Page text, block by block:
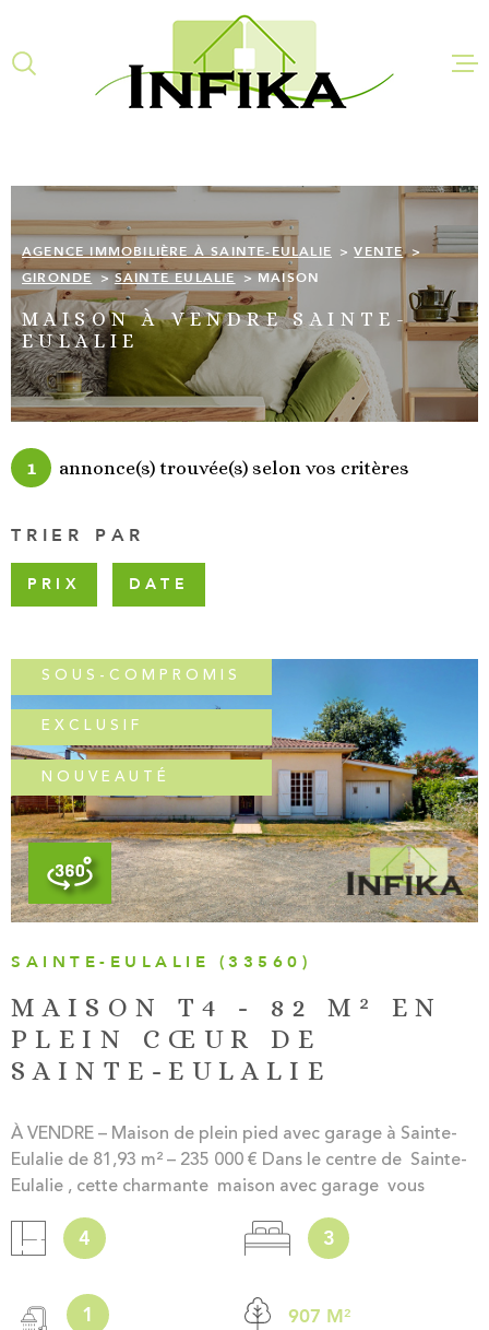
la
menu
contenu
QUI
COMMENT
L'ÉQUIPE
AGENCE IMMOBILIÈRE À SAINTE-EULALIE
VENTE
GIRONDE
SAINTE EULALIE MAISON
MAISON À VENDRE SAINTE-
EULALIE
1 annonce(s) trouvée(s) selon vos critères
TRIER PAR
PRIX DATE
SAINTE-EULALIE (33560)
MAISON T4 - 82 M² EN
PLEIN CŒUR DE
SAINTE-EULALIE
À VENDRE – Maison de plein pied avec garage à Sainte-
Eulalie de 81,93 m² – 235 000 € Dans le centre de Sainte-
Eulalie , cette charmante maison avec garage vous
séduira par son agencement fonctionnel et son
environnement proche des commodités, idéal pour une
salle à manger, une cuisine séparée ouvrant sur une
véranda, 3 chambres, une salle d'eau et un WC
4 3
1 907 M²
SOUS-COMPROMIS
EXCLUSIF
NOUVEAUTÉ
VOIR LE BIEN